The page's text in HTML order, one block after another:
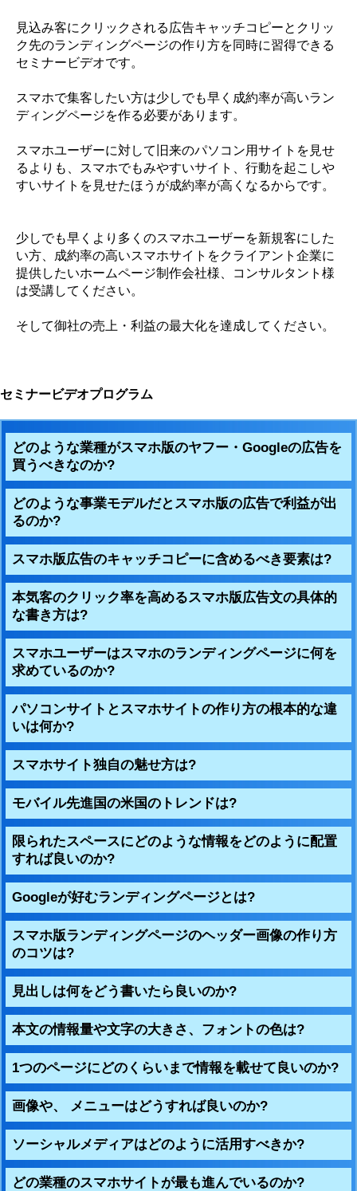
見込み客にクリックされる広告キャッチコピーとクリッ
ク先のランディングページの作り方を同時に習得できる
セミナービデオです。
スマホで集客したい方は少しでも早く成約率が高いラン
ディングページを作る必要があります。
スマホユーザーに対して旧来のパソコン用サイトを見せ
るよりも、スマホでもみやすいサイト、行動を起こしや
すいサイトを見せたほうが成約率が高くなるからです。
少しでも早くより多くのスマホユーザーを新規客にした
い方、成約率の高いスマホサイトをクライアント企業に
提供したいホームページ制作会社様、コンサルタント様
は受講してください。
そして御社の売上・利益の最大化を達成してください。
セミナービデオプログラム
どのような業種がスマホ版のヤフー・Googleの広告を
買うべきなのか?
どのような事業モデルだとスマホ版の広告で利益が出
るのか?
スマホ版広告のキャッチコピーに含めるべき要素は?
本気客のクリック率を高めるスマホ版広告文の具体的
な書き方は?
スマホユーザーはスマホのランディングページに何を
求めているのか?
パソコンサイトとスマホサイトの作り方の根本的な違
いは何か?
スマホサイト独自の魅せ方は?
モバイル先進国の米国のトレンドは?
限られたスペースにどのような情報をどのように配置
すれば良いのか?
Googleが好むランディングページとは?
スマホ版ランディングページのヘッダー画像の作り方
のコツは?
見出しは何をどう書いたら良いのか?
本文の情報量や文字の大きさ、フォントの色は?
1つのページにどのくらいまで情報を載せて良いのか?
画像や、 メニューはどうすれば良いのか?
ソーシャルメディアはどのように活用すべきか?
どの業種のスマホサイトが最も進んでいるのか?